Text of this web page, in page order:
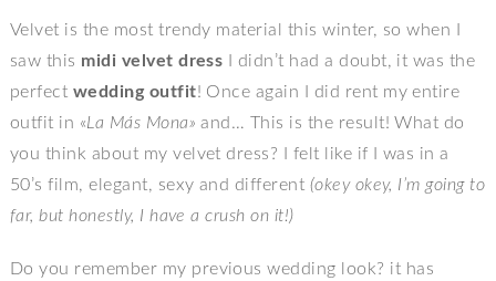
Velvet is the most trendy material this winter, so when I
saw this midi velvet dress I didn’t had a doubt, it was the
perfect wedding outfit! Once again I did rent my entire
outfit in «La Más Mona» and… This is the result! What do
you think about my velvet dress? I felt like if I was in a
50’s film, elegant, sexy and different (okey okey, I’m going to
far, but honestly, I have a crush on it!)
Do you remember my previous wedding look? it has